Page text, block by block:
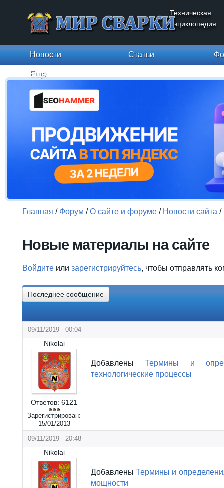
Техническая
энциклопедия
Новости Статьи
Еще
Главная / Форум /О сайте и форуме / Новости сайта /
Новые материалы на сайте
Войдите или зарегистрируйтесь, чтобы отправлять
Последнее сообщение
09/11/2019 - 00:04
Nikolai
Ответов: 6121
Зарегистрирован:
15/01/2013
ДобавленыТермины и
технологические процессы
09/11/2019 - 20:48
Nikolai
ДобавленыТермины и
мощности